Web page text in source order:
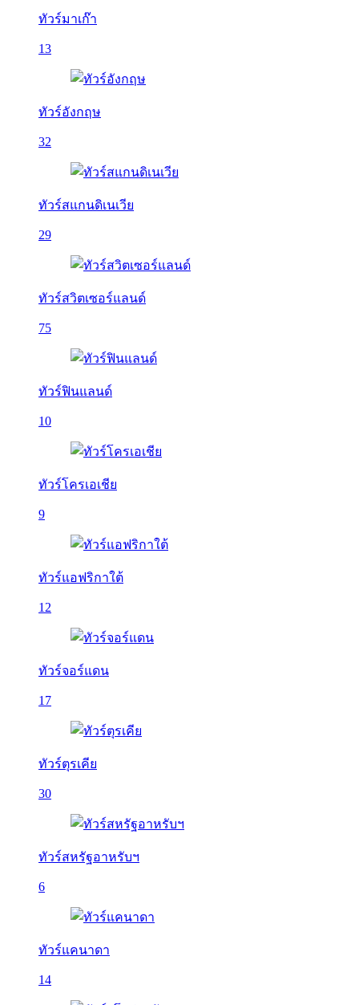
ทัวร์มาเก๊า
13
ทัวร์อังกฤษ
32
ทัวร์สแกนดิเนเวีย
29
ทัวร์สวิตเซอร์แลนด์
75
ทัวร์ฟินแลนด์
10
ทัวร์โครเอเชีย
9
ทัวร์แอฟริกาใต้
12
ทัวร์จอร์แดน
17
ทัวร์ตุรเคีย
30
ทัวร์สหรัฐอาหรับฯ
6
ทัวร์แคนาดา
14